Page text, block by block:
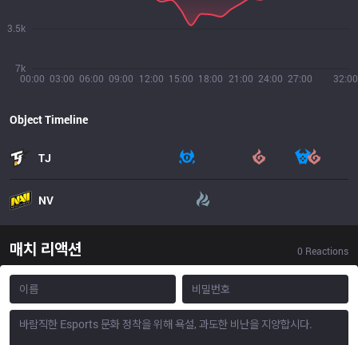
00:00 03:00 06:00 09:00 12:00 15:00 18:00 21:00 24:00 27:00 32:00
7k
3.5k
Object Timeline
TJ
NV
매치 리액션 0 Reactions